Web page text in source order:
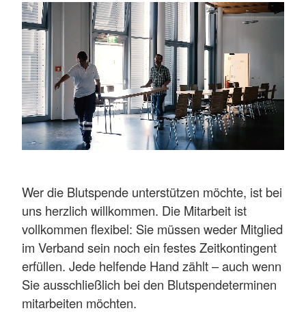
Wer die Blutspende unterstützen möchte, ist bei
uns herzlich willkommen. Die Mitarbeit ist
vollkommen flexibel: Sie müssen weder Mitglied
im Verband sein noch ein festes Zeitkontingent
erfüllen. Jede helfende Hand zählt – auch wenn
Sie ausschließlich bei den Blutspendeterminen
mitarbeiten möchten.